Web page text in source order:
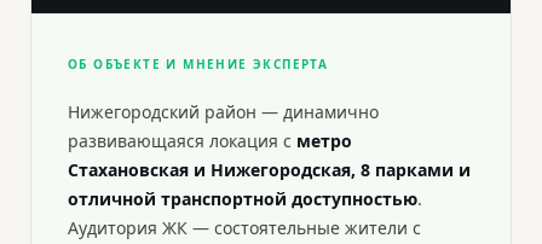
ОБ ОБЪЕКТЕ И МНЕНИЕ ЭКСПЕРТА
Нижегородский район — динамично
развивающаяся локация с метро
Стахановская и Нижегородская, 8 парками и
отличной транспортной доступностью.
Аудитория ЖК — состоятельные жители с